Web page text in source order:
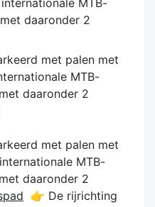
MTB-
daaronder 2
met palen met
MTB-
daaronder 2
met palen met
MTB-
daaronder 2
👉 De rijrichting